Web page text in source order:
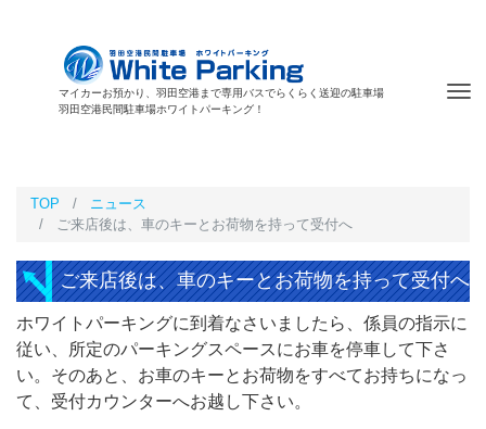
マイカーお預かり、羽田空港まで専用バスでらくらく送迎の駐車場
羽田空港民間駐車場ホワイトパーキング！
TOP
ニュース
ご来店後は、車のキーとお荷物を持って受付へ
ご来店後は、車のキーとお荷物を持って受付へ
ホワイトパーキングに到着なさいましたら、係員の指示に
従い、所定のパーキングスペースにお車を停車して下さ
い。そのあと、お車のキーとお荷物をすべてお持ちになっ
て、受付カウンターへお越し下さい。